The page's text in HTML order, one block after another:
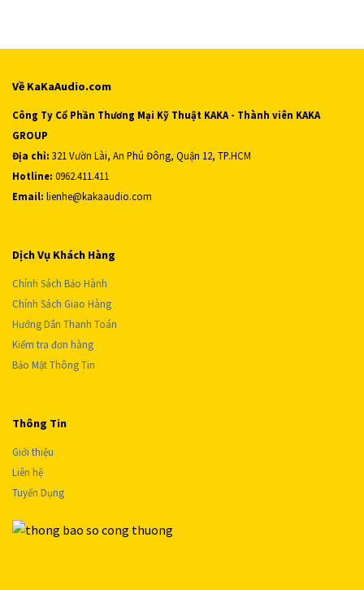
Về KaKaAudio.com
Công Ty Cổ Phần Thương Mại Kỹ Thuật KAKA - Thành viên KAKA
GROUP
Địa chỉ: 321 Vườn Lài, An Phú Đông, Quận 12, TP.HCM
Hotline: 0962.411.411
Email: lienhe@kakaaudio.com
Dịch Vụ Khách Hàng
Chính Sách Bảo Hành
Chính Sách Giao Hàng
Hướng Dẫn Thanh Toán
Kiểm tra đơn hàng
Bảo Mật Thông Tin
Thông Tin
Giới thiệu
Liên hệ
Tuyển Dụng